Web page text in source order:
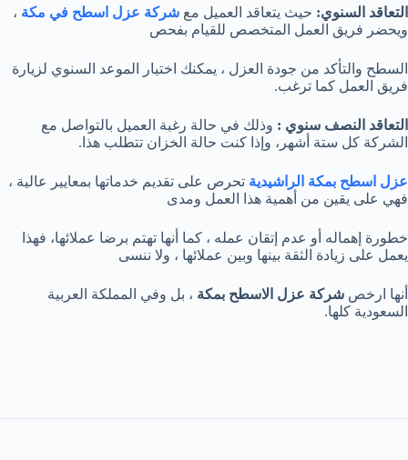
التعاقد السنوي: حيث يتعاقد العميل مع شركة عزل اسطح في مكة ،
ويحضر فريق العمل المتخصص للقيام بفحص
السطح والتأكد من جودة العزل ، يمكنك اختيار الموعد السنوي لزيارة
فريق العمل كما ترغب.
التعاقد النصف سنوي : وذلك في حالة رغبة العميل بالتواصل مع
الشركة كل ستة أشهر، وإذا كنت حالة الخزان تتطلب هذا.
عزل اسطح بمكة الراشيدية تحرص على تقديم خدماتها بمعايير عالية ،
فهي على يقين من أهمية هذا العمل ومدى
خطورة إهماله أو عدم إتقان عمله ، كما أنها تهتم برضا عملائها، فهذا
يعمل على زيادة الثقة بينها وبين عملائها ، ولا ننسى
أنها ارخص شركة عزل الاسطح بمكة ، بل وفي المملكة العربية
السعودية كلها.